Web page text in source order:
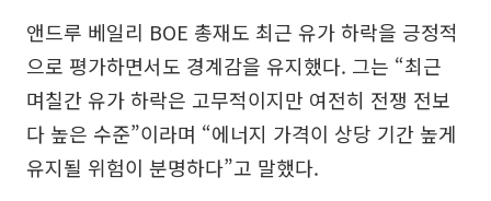
앤드루 베일리 BOE 총재도 최근 유가 하락을 긍정적
으로 평가하면서도 경계감을 유지했다. 그는 “최근
며칠간 유가 하락은 고무적이지만 여전히 전쟁 전보
다 높은 수준”이라며 “에너지 가격이 상당 기간 높게
유지될 위험이 분명하다”고 말했다.